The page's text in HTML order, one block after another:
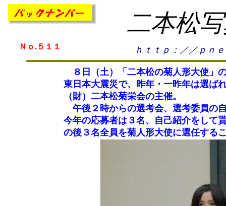
二本松
Ｎｏ.５１１ ｈｔｔｐ：／／ｐｎ
８日（土）「二本松の菊人形大使」
東日本大震災で、昨年・一昨年は選ば
（財）二本松菊栄会の主催。
午後２時からの選考会、選考委員の
今年の応募者は３名、自己紹介をして
の後３名全員を菊人形大使に選任する